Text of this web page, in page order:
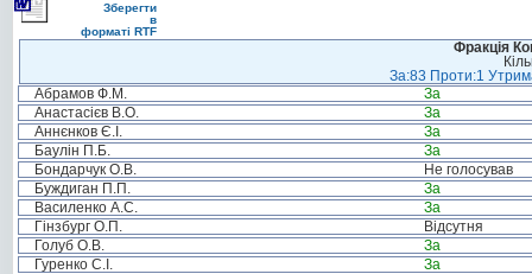
Зберегти
в
форматі RTF
Фракція
За:83 Проти:1
Абрамов Ф.М.
За
Анастасієв В.О.
За
Аннєнков Є.І.
За
Баулін П.Б.
За
Бондарчук О.В.
Не голосував
Буждиган П.П.
За
Василенко А.С.
За
Гінзбург О.П.
Відсутня
Голуб О.В.
За
Гуренко С.І.
За